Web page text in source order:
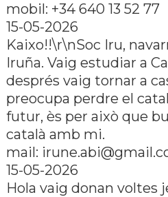
mobil: +34 640 13 52 77
15-05-2026
Kaixo!!\r\nSoc Iru,
Iruña. Vaig estudiar a
després vaig tornar a
preocupa perdre el
futur, ès per això que
català amb mi.
mail:
15-05-2026
Hola vaig donan voltes